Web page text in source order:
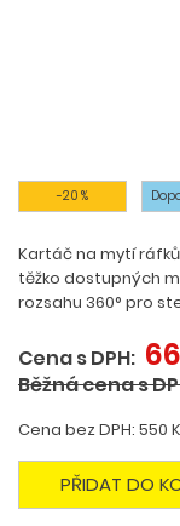
-20 %
Kartáč na mytí
těžko dostupných
rozsahu 360° pro
Cena s DPH:
Běžná cena s
Cena bez DPH: 550
PŘIDAT DO